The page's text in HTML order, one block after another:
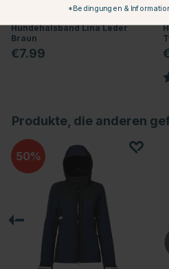
Hundehalsband Lina Leder
Braun
€7.99
Produkte, die anderen
50
*Bedingungen &